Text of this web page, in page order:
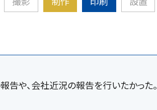
告や、会社近況の報告を行いたかった。